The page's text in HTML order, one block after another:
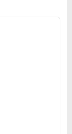
toàn miễn